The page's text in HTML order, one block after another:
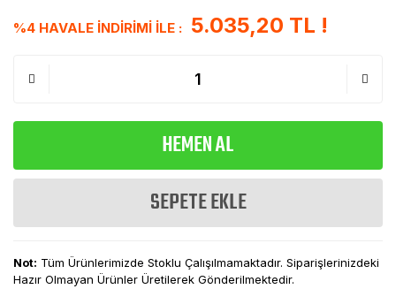
%4 HAVALE İNDİRİMİ İLE : 5.035,20 TL !
HEMEN AL
SEPETE EKLE
Not: Tüm Ürünlerimizde Stoklu Çalışılmamaktadır. Siparişlerinizdeki
Hazır Olmayan Ürünler Üretilerek Gönderilmektedir.